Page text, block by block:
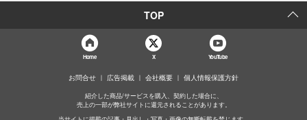
TOP
Home X YouTube
お問合せ 広告掲載 会社概要 個人情報保護方針
紹介した商品/サービスを購入、契約した場合に、
売上の一部が弊社サイトに還元されることがあります。